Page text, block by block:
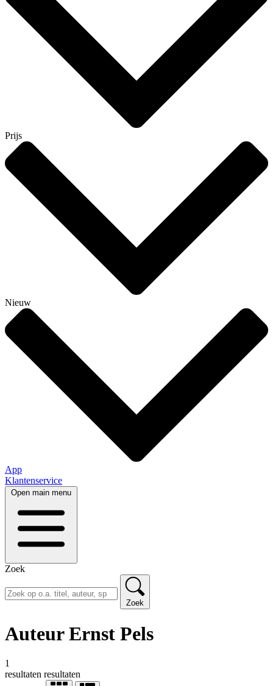
Prijs
Nieuw
App
Klantenservice
Open main menu
Zoek
Zoek
Auteur Ernst Pels
1
resultaten resultaten